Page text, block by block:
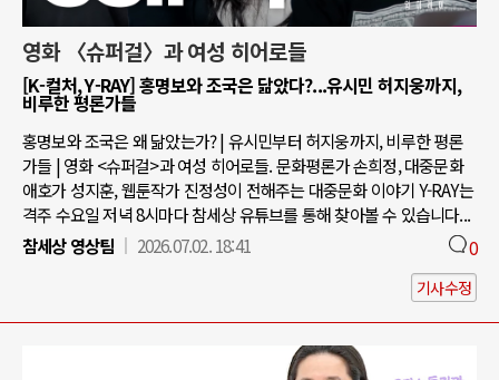
영화 〈슈퍼걸〉과 여성 히어로들
[K-컬처, Y-RAY] 홍명보와 조국은 닮았다?...유시민 허지웅까지,
비루한 평론가들
홍명보와 조국은 왜 닮았는가? | 유시민부터 허지웅까지, 비루한 평론
가들 | 영화 <슈퍼걸>과 여성 히어로들. 문화평론가 손희정, 대중문화
애호가 성지훈, 웹툰작가 진정성이 전해주는 대중문화 이야기 Y-RAY는
격주 수요일 저녁 8시마다 참세상 유튜브를 통해 찾아볼 수 있습니다...
참세상 영상팀
2026.07.02. 18:41 0
기사수정